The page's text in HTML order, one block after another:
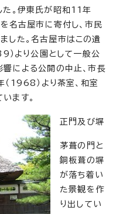
た。伊東氏が昭和11年
名古屋市に寄付し、市民
した。名古屋市はこの遺
）より公園として一般公
響による公開の中止、市長
1968）より茶室、和室
ます。
正門及び塀
茅葺の門と
銅板葺の塀
が落ち着い
た景観を作
り出してい